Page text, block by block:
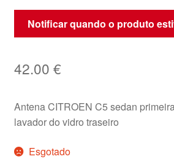
Notificar quando o produto
42.00 €
Antena CITROEN C5 sedan
lavador do vidro traseiro
Esgotado